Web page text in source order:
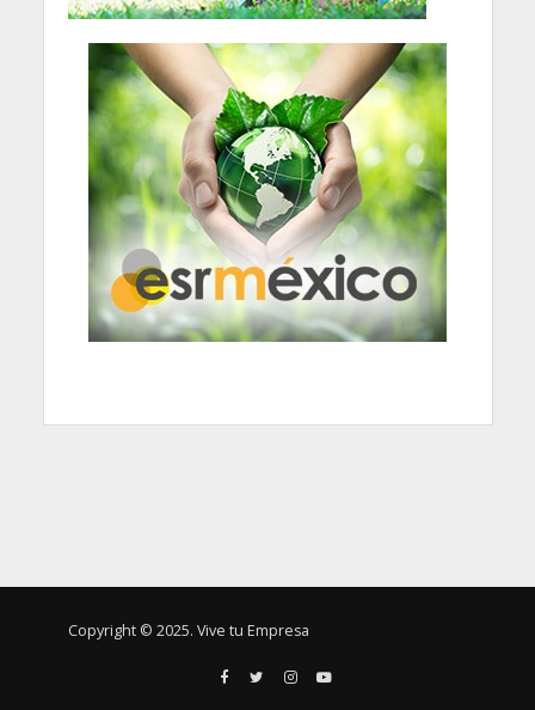
Copyright © 2025. Vive tu Empresa